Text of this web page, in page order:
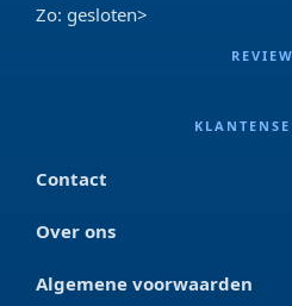
Zo: gesloten>
Contact
Over ons
Algemene voorwaarden